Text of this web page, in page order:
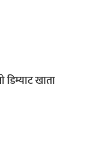
खाता